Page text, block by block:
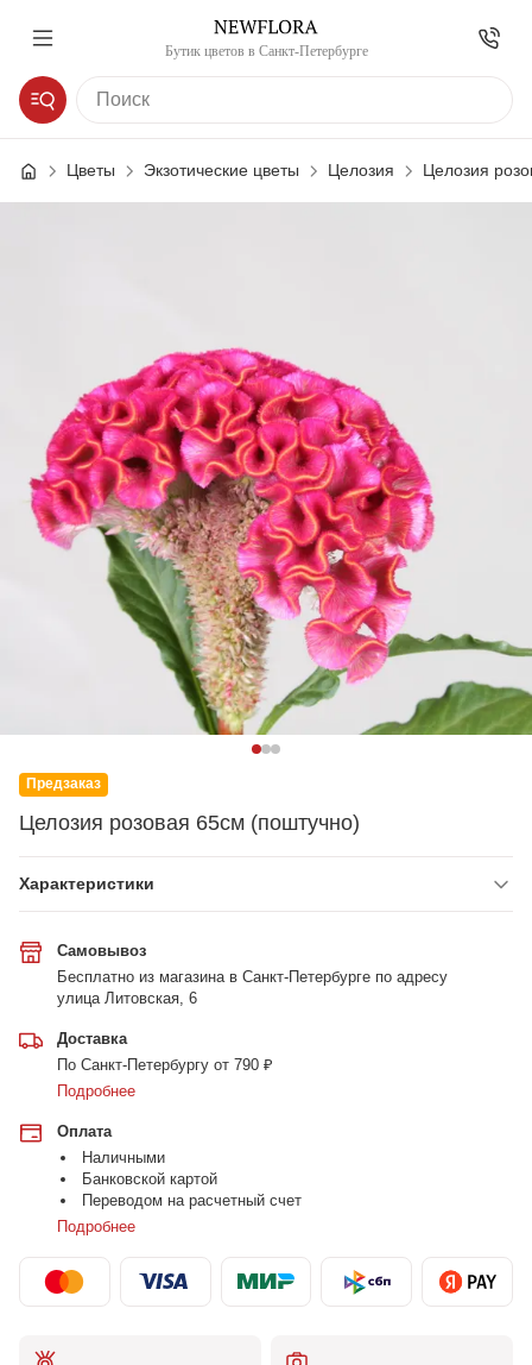
Бутик цветов в Санкт-Петербурге
Цветы Экзотические цветы Целозия Целозия
Предзаказ
Целозия розовая 65см (поштучно)
Характеристики
Самовывоз
Бесплатно из магазина в Санкт-Петербурге по адресу
улица Литовская, 6
Доставка
По Санкт-Петербургу от 790 ₽
Подробнее
Оплата
Наличными
Банковской картой
Переводом на расчетный счет
Подробнее